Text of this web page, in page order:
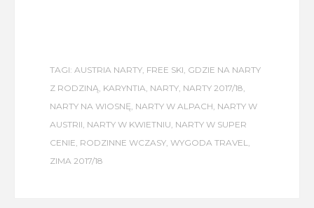
TAGI: AUSTRIA NARTY, FREE SKI, GDZIE NA NARTY
Z RODZINĄ, KARYNTIA, NARTY, NARTY 2017/18,
NARTY NA WIOSNĘ, NARTY W ALPACH, NARTY W
AUSTRII, NARTY W KWIETNIU, NARTY W SUPER
CENIE, RODZINNE WCZASY, WYGODA TRAVEL,
ZIMA 2017/18